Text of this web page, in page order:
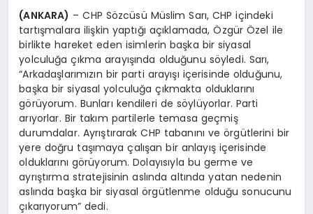
(ANKARA) – CHP Sözcüsü Müslim Sarı, CHP içindeki
tartışmalara ilişkin yaptığı açıklamada, Özgür Özel ile
birlikte hareket eden isimlerin başka bir siyasal
yolculuğa çıkma arayışında olduğunu söyledi. Sarı,
“Arkadaşlarımızın bir parti arayışı içerisinde olduğunu,
başka bir siyasal yolculuğa çıkmakta olduklarını
görüyorum. Bunları kendileri de söylüyorlar. Parti
arıyorlar. Bir takım partilerle temasa geçmiş
durumdalar. Ayrıştırarak CHP tabanını ve örgütlerini bir
yere doğru taşımaya çalışan bir anlayış içerisinde
olduklarını görüyorum. Dolayısıyla bu germe ve
ayrıştırma stratejisinin aslında altında yatan nedenin
aslında başka bir siyasal örgütlenme olduğu sonucunu
çıkarıyorum” dedi.